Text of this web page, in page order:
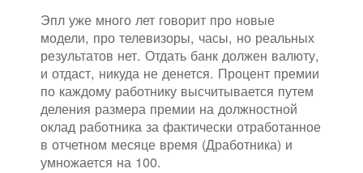
Эпл уже много лет говорит про новые
модели, про телевизоры, часы, но реальных
результатов нет. Отдать банк должен валюту,
и отдаст, никуда не денется. Процент премии
по каждому работнику высчитывается путем
деления размера премии на должностной
оклад работника за фактически отработанное
в отчетном месяце время (Дработника) и
умножается на 100.